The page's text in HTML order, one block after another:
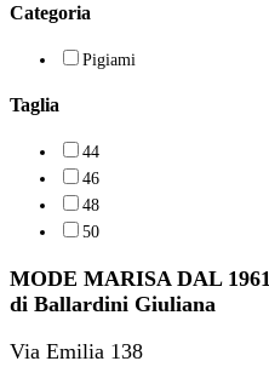
Categoria
Pigiami
Taglia
44
46
48
50
MODE MARISA DAL 1961
di Ballardini Giuliana
Via Emilia 138